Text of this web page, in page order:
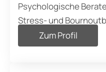
Psychologische
Stress- und
(M.M.) und
Sind deine Wege
schwierig zu gehen?
Zum Profil